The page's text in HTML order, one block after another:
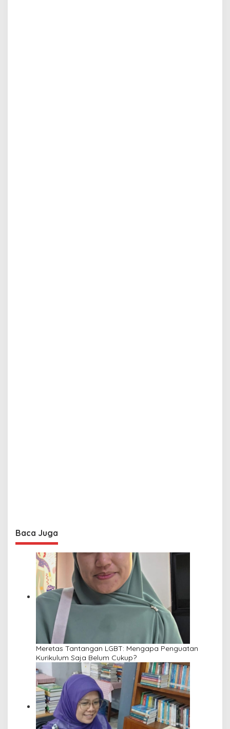
Baca Juga
Meretas Tantangan LGBT: Mengapa Penguatan
Kurikulum Saja Belum Cukup?